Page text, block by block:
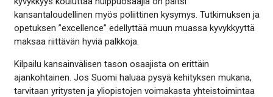
kansantaloudellinen myös poliittinen kysymys. Tutkimuksen ja
opetuksen ”excellence” edellyttää muun muassa kyvykkyyttä
maksaa riittävän hyviä palkkoja.
Kilpailu kansainvälisen tason osaajista on erittäin
ajankohtainen. Jos Suomi haluaa pysyä kehityksen mukana,
tarvitaan yritysten ja yliopistojen voimakasta yhteistoimintaa